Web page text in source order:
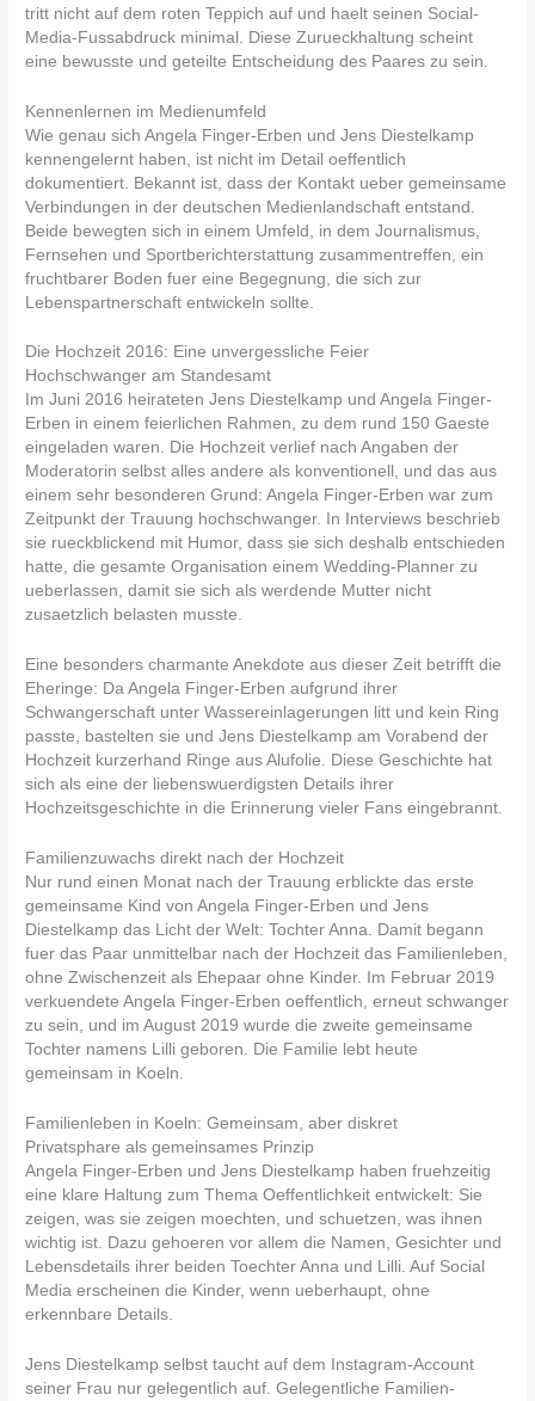
tritt nicht auf dem roten Teppich auf und haelt seinen Social-
Media-Fussabdruck minimal. Diese Zurueckhaltung scheint
eine bewusste und geteilte Entscheidung des Paares zu sein.
Kennenlernen im Medienumfeld
Wie genau sich Angela Finger-Erben und Jens Diestelkamp
kennengelernt haben, ist nicht im Detail oeffentlich
dokumentiert. Bekannt ist, dass der Kontakt ueber gemeinsame
Verbindungen in der deutschen Medienlandschaft entstand.
Beide bewegten sich in einem Umfeld, in dem Journalismus,
Fernsehen und Sportberichterstattung zusammentreffen, ein
fruchtbarer Boden fuer eine Begegnung, die sich zur
Lebenspartnerschaft entwickeln sollte.
Die Hochzeit 2016: Eine unvergessliche Feier
Hochschwanger am Standesamt
Im Juni 2016 heirateten Jens Diestelkamp und Angela Finger-
Erben in einem feierlichen Rahmen, zu dem rund 150 Gaeste
eingeladen waren. Die Hochzeit verlief nach Angaben der
Moderatorin selbst alles andere als konventionell, und das aus
einem sehr besonderen Grund: Angela Finger-Erben war zum
Zeitpunkt der Trauung hochschwanger. In Interviews beschrieb
sie rueckblickend mit Humor, dass sie sich deshalb entschieden
hatte, die gesamte Organisation einem Wedding-Planner zu
ueberlassen, damit sie sich als werdende Mutter nicht
zusaetzlich belasten musste.
Eine besonders charmante Anekdote aus dieser Zeit betrifft die
Eheringe: Da Angela Finger-Erben aufgrund ihrer
Schwangerschaft unter Wassereinlagerungen litt und kein Ring
passte, bastelten sie und Jens Diestelkamp am Vorabend der
Hochzeit kurzerhand Ringe aus Alufolie. Diese Geschichte hat
sich als eine der liebenswuerdigsten Details ihrer
Hochzeitsgeschichte in die Erinnerung vieler Fans eingebrannt.
Familienzuwachs direkt nach der Hochzeit
Nur rund einen Monat nach der Trauung erblickte das erste
gemeinsame Kind von Angela Finger-Erben und Jens
Diestelkamp das Licht der Welt: Tochter Anna. Damit begann
fuer das Paar unmittelbar nach der Hochzeit das Familienleben,
ohne Zwischenzeit als Ehepaar ohne Kinder. Im Februar 2019
verkuendete Angela Finger-Erben oeffentlich, erneut schwanger
zu sein, und im August 2019 wurde die zweite gemeinsame
Tochter namens Lilli geboren. Die Familie lebt heute
gemeinsam in Koeln.
Familienleben in Koeln: Gemeinsam, aber diskret
Privatsphare als gemeinsames Prinzip
Angela Finger-Erben und Jens Diestelkamp haben fruehzeitig
eine klare Haltung zum Thema Oeffentlichkeit entwickelt: Sie
zeigen, was sie zeigen moechten, und schuetzen, was ihnen
wichtig ist. Dazu gehoeren vor allem die Namen, Gesichter und
Lebensdetails ihrer beiden Toechter Anna und Lilli. Auf Social
Media erscheinen die Kinder, wenn ueberhaupt, ohne
erkennbare Details.
Jens Diestelkamp selbst taucht auf dem Instagram-Account
seiner Frau nur gelegentlich auf. Gelegentliche Familien-